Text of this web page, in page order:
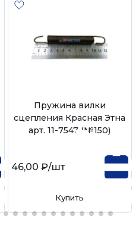
Пружина вилки
сцепления Красная Этна
арт. 11-7547 (№150)
46,00 ₽/шт
Купить